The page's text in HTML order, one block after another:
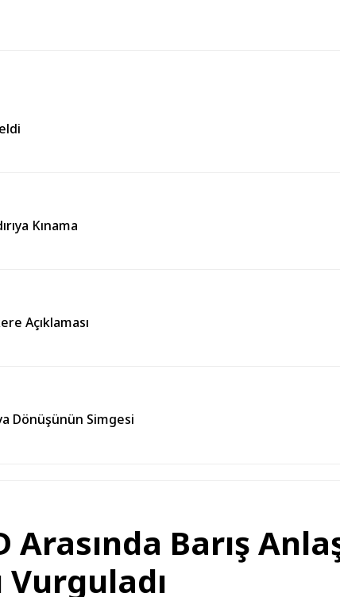
Kınama
Açıklaması
Dönüşünün Simgesi
Barış